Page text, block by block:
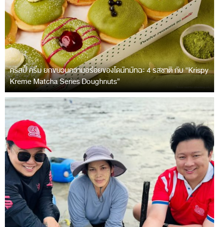
คริสปี้ ครีม ยกขบวนความอร่อยของโดนัทมัทฉะ 4 รสชาติ กับ “Krispy
Kreme Matcha Series Doughnuts”